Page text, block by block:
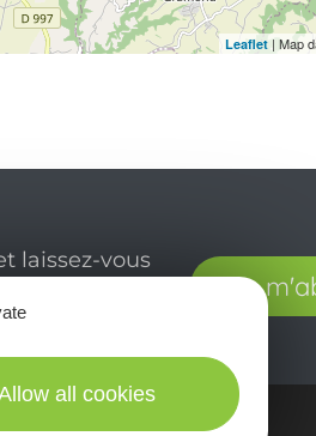
Leaflet | Map
laissez-vous
Je
all cookies